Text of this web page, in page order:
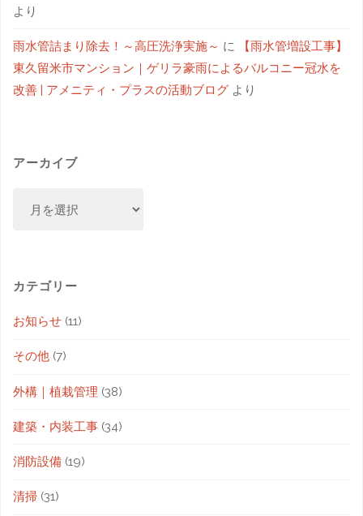
より
雨水管詰まり除去！～高圧洗浄実施～ に
【雨水管増設工事】
東久留米市マンション｜ゲリラ豪雨によるバルコニー冠水を
改善 | アメニティ・プラスの活動ブログ より
アーカイブ
カテゴリー
お知らせ (11)
その他 (7)
外構｜植栽管理 (38)
建築・内装工事 (34)
消防設備 (19)
清掃 (31)